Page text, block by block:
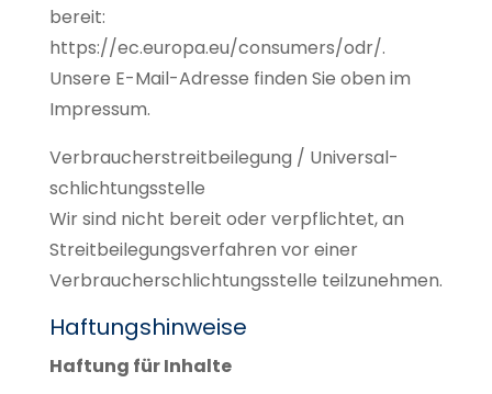
bereit:
https://ec.europa.eu/consumers/odr/.
Unsere E-Mail-Adresse finden Sie oben im
Impressum.
Verbraucher­streit­beilegung / Universal­
schlichtungs­stelle
Wir sind nicht bereit oder verpflichtet, an
Streitbeilegungsverfahren vor einer
Verbraucherschlichtungsstelle teilzunehmen.
Haftungshinweise
Haftung für Inhalte